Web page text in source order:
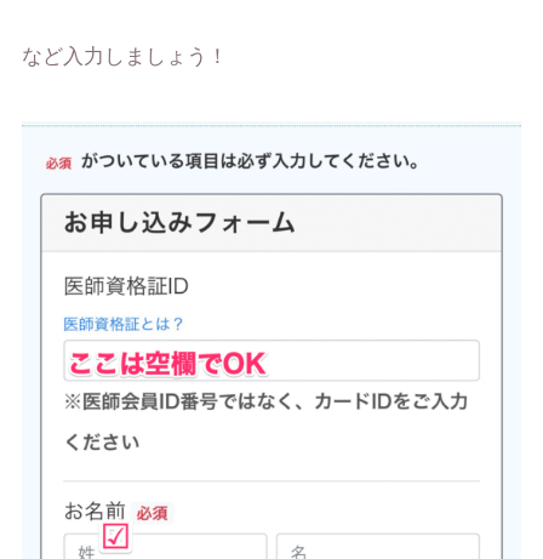
など入力しましょう！